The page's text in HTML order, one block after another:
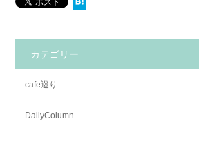
カテゴリー
cafe巡り
DailyColumn